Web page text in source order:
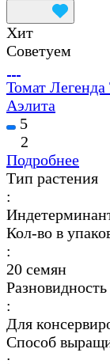
Хит
Советуем
Томат
Аэлита
5
2
Подробнее
Тип растения
:
Кол-во в
:
20 семян
Разновидность
:
Для
Способ
: